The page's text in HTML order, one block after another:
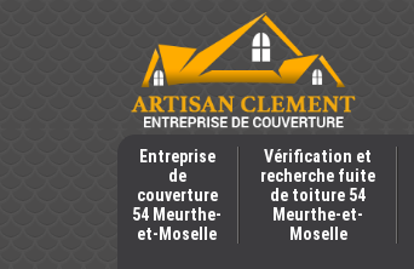
Entreprise
de
couverture
54 Meurthe-
et-Moselle
Vérification et
recherche fuite
de toiture 54
Meurthe-et-
Moselle